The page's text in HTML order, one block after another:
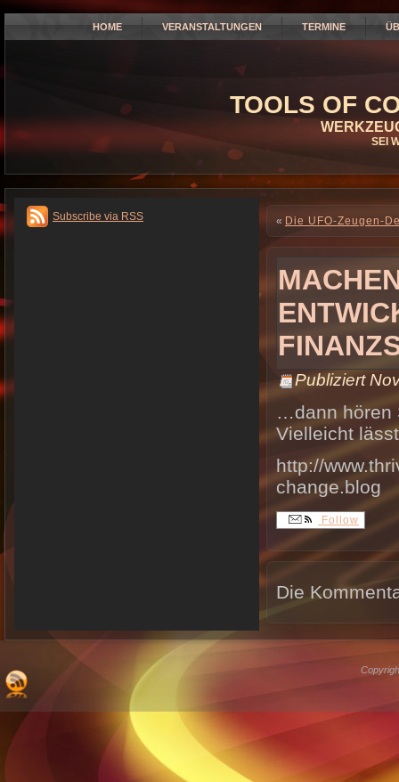
HOME VERANSTALTUNGEN TERMINE
TOOLS OF
SEI
Subscribe via RSS « Die UFO-Zeugen-
Publiziert
…dann hören
Vielleicht
http://
change.blog
Follow
Die